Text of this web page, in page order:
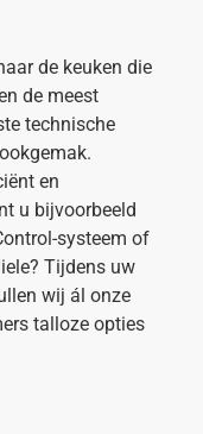
de keuken die
de meest
technische
en
u bijvoorbeeld
systeem of
Tijdens uw
wij ál onze
talloze opties